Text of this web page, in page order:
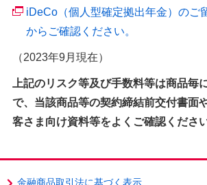
iDeCo（個人型確定拠出年金）のご
からご確認ください。
（2023年9月現在）
上記のリスク等及び手数料等は商品毎
で、当該商品等の契約締結前交付書面
客さま向け資料等をよくご確認ください
金融商品取引法に基づく表示